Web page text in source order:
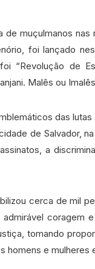
muçulmanos
foi lançado
“Revolução de
Malês ou
das
de Salvador,
a
cerca de mil
coragem
tomando
homens e mulheres